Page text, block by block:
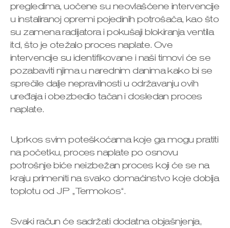
pregledima, uočene su neovlašćene intervencije
u instaliranoj opremi pojedinih potrošača, kao što
su zamena radijatora i pokušaji blokiranja ventila
itd, što je otežalo proces naplate. Ove
intervencije su identifikovane i naši timovi će se
pozabaviti njima u narednim danima kako bi se
sprečile dalje nepravilnosti u održavanju ovih
uređaja i obezbedio tačan i dosledan proces
naplate.
Uprkos svim poteškoćama koje ga mogu pratiti
na početku, proces naplate po osnovu
potrošnje biće neizbežan proces koji će se na
kraju primeniti na svako domaćinstvo koje dobija
toplotu od JP „Termokos“.
Svaki račun će sadržati dodatna objašnjenja,